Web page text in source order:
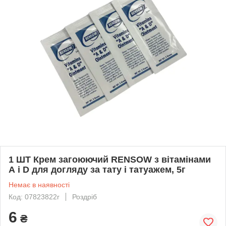
1 ШТ Крем загоюючий RENSOW з вітамінами
А і D для догляду за тату і татуажем, 5г
Немає в наявності
Код: 07823822r
Роздріб
6 ₴